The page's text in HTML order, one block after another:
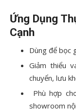
Ứng Dụng
Cạnh
Dùng để bọc
Giảm thiểu
chuyển, lưu
Phù hợp
showroom